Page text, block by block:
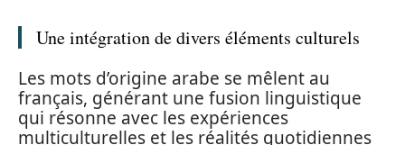
Une intégration de divers éléments culturels
Les mots d’origine arabe se mêlent au
français, générant une fusion linguistique
qui résonne avec les expériences
multiculturelles et les réalités quotidiennes